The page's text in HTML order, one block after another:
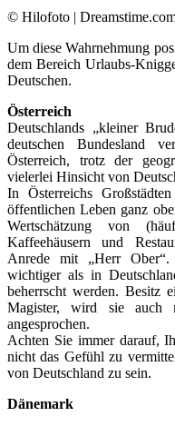
© Hilofoto |
Um diese Wahrnehmung
dem Bereich Urlaubs-
Deutschen.
Österreich
Deutschlands „kleiner
deutschen Bundesland
Österreich, trotz der
vielerlei Hinsicht von
In Österreichs
öffentlichen Leben ganz
Wertschätzung von
Kaffeehäusern und
Anrede mit „Herr
wichtiger als in
beherrscht werden. Besitz
Magister, wird sie
angesprochen.
Achten Sie immer darauf,
nicht das Gefühl zu
von Deutschland zu sein.
Dänemark